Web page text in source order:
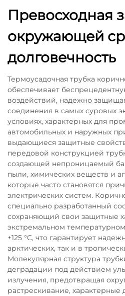
Превосходная
окружающей
долговечность
Термоусадочная трубка
обеспечивает
воздействий, надежно
соединения в самых суровых
условиях, характерных для
автомобильных и наружных
выдающиеся защитные
передовой конструкцией
создающей непроницаемый
пыли, химических веществ и
которые часто становятся
электрических систем.
специально разработанный
сохраняющий свои защитные
экстремальном
+125 °C, что гарантирует
арктических, так и в
Молекулярная структура
деградации под действием
излучения, предотвращая
растрескивание, характерные